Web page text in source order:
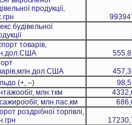
продукції,
будівельної
товарів,
555,8
457,3
(+, –) 98,5
млн.ткм
млн.пас.км
роздрібної торгівлі,